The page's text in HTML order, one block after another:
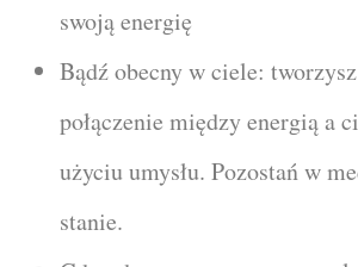
swoją energię
Bądź obecny w ciele:
połączenie między energią a
użyciu umysłu. Pozostań w
stanie.